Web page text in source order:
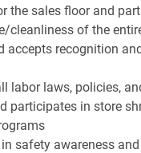
the sales floor and
cleanliness of the
accepts recognition
labor laws, policies,
participates in store
safety awareness